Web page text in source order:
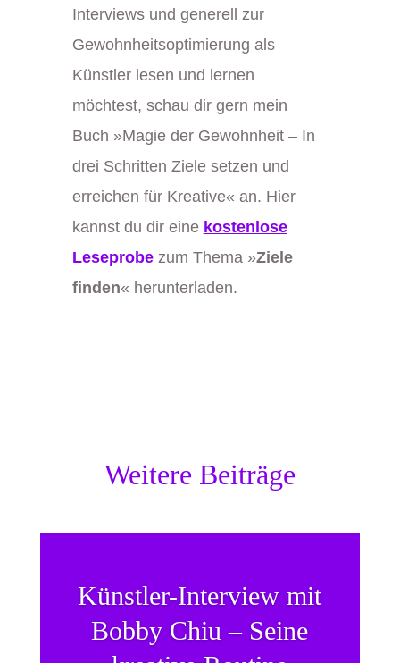
Interviews und generell zur
Gewohnheitsoptimierung als
Künstler lesen und lernen
möchtest, schau dir gern mein
Buch »Magie der Gewohnheit – In
drei Schritten Ziele setzen und
erreichen für Kreative« an. Hier
kannst du dir eine kostenlose
Leseprobezum Thema »Ziele
finden« herunterladen.
Weitere Beiträge
Künstler-Interview mit
Bobby Chiu – Seine